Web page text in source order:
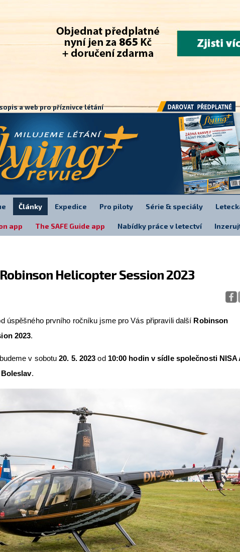
Helicopter Session 2023
úspěšného prvního ročníku jsme pro Vás připravili další Robinson
2023.
v sobotu20. 5. 2023 od 10:00 hodin v sídle společnosti NISA
.
a web pro příznivce létání
Darovat předplatné
Články Expedice Pro piloty Série & speciály
app The SAFE Guide app Nabídky práce v letectví